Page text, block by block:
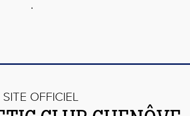
SITE OFFICIEL